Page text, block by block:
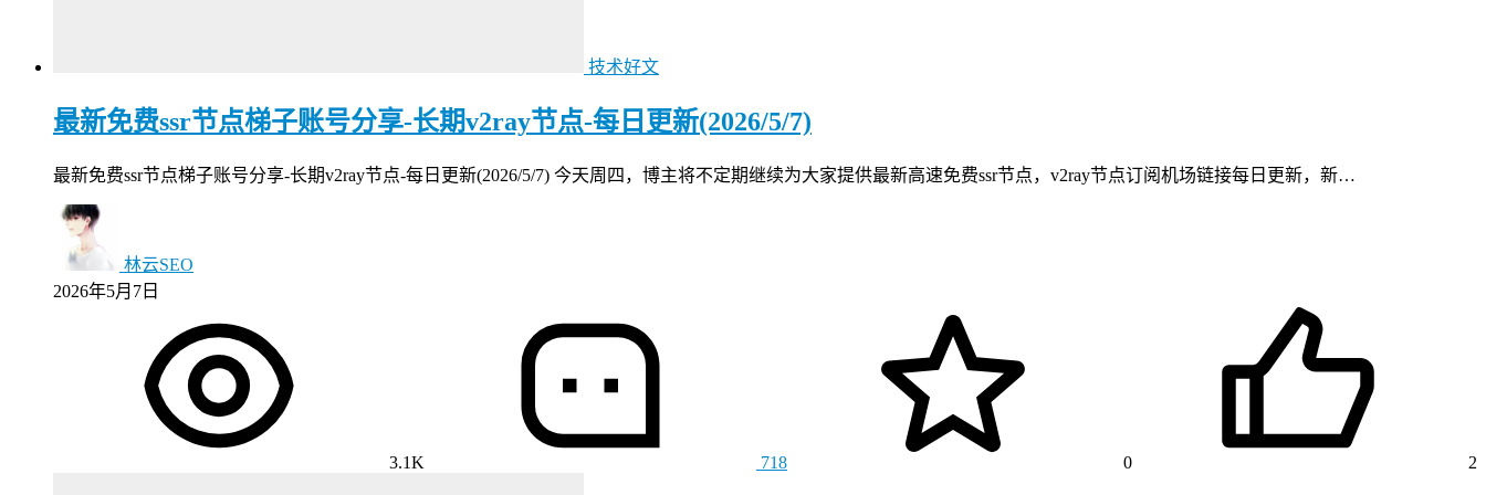
技术好文
最新免费ssr节点梯子账号分享-长期v2ray节点-每日更新(2026/5/7)
最新免费ssr节点梯子账号分享-长期v2ray节点-每日更新(2026/5/7) 今天周四，博主将不定期继续为大家提供最新高速免费ssr节点，v2ray节点订阅机场链接每日更新，新…
林云SEO
2026年5月7日
3.1K 718 0 2